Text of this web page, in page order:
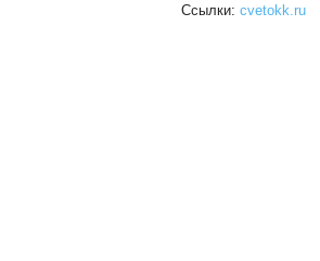
Ссылки: cvetokk.ru